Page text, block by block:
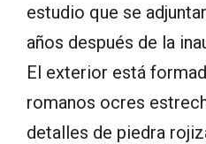
estudio que se
años después de la
El exterior está
romanos ocres
detalles de piedra